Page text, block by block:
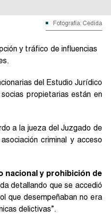
Fotografía: Cedida
y tráfico de influencias
del Estudio Jurídico
propietarias están en
a la jueza del Juzgado de
criminal y acceso
nacional y prohibición de
detallando que se accedió
que desempeñaban no era
delictivas”.